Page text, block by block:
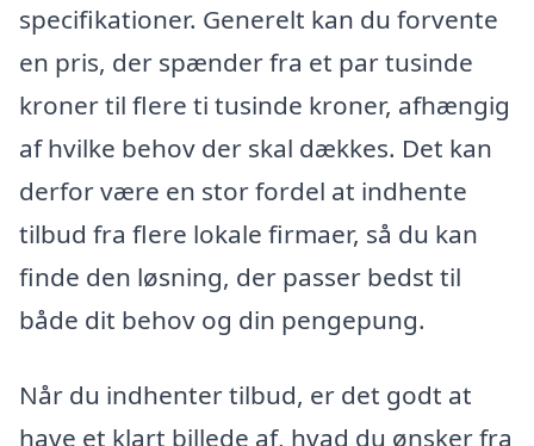
specifikationer. Generelt kan du forvente
en pris, der spænder fra et par tusinde
kroner til flere ti tusinde kroner, afhængig
af hvilke behov der skal dækkes. Det kan
derfor være en stor fordel at indhente
tilbud fra flere lokale firmaer, så du kan
finde den løsning, der passer bedst til
både dit behov og din pengepung.
Når du indhenter tilbud, er det godt at
have et klart billede af, hvad du ønsker fra